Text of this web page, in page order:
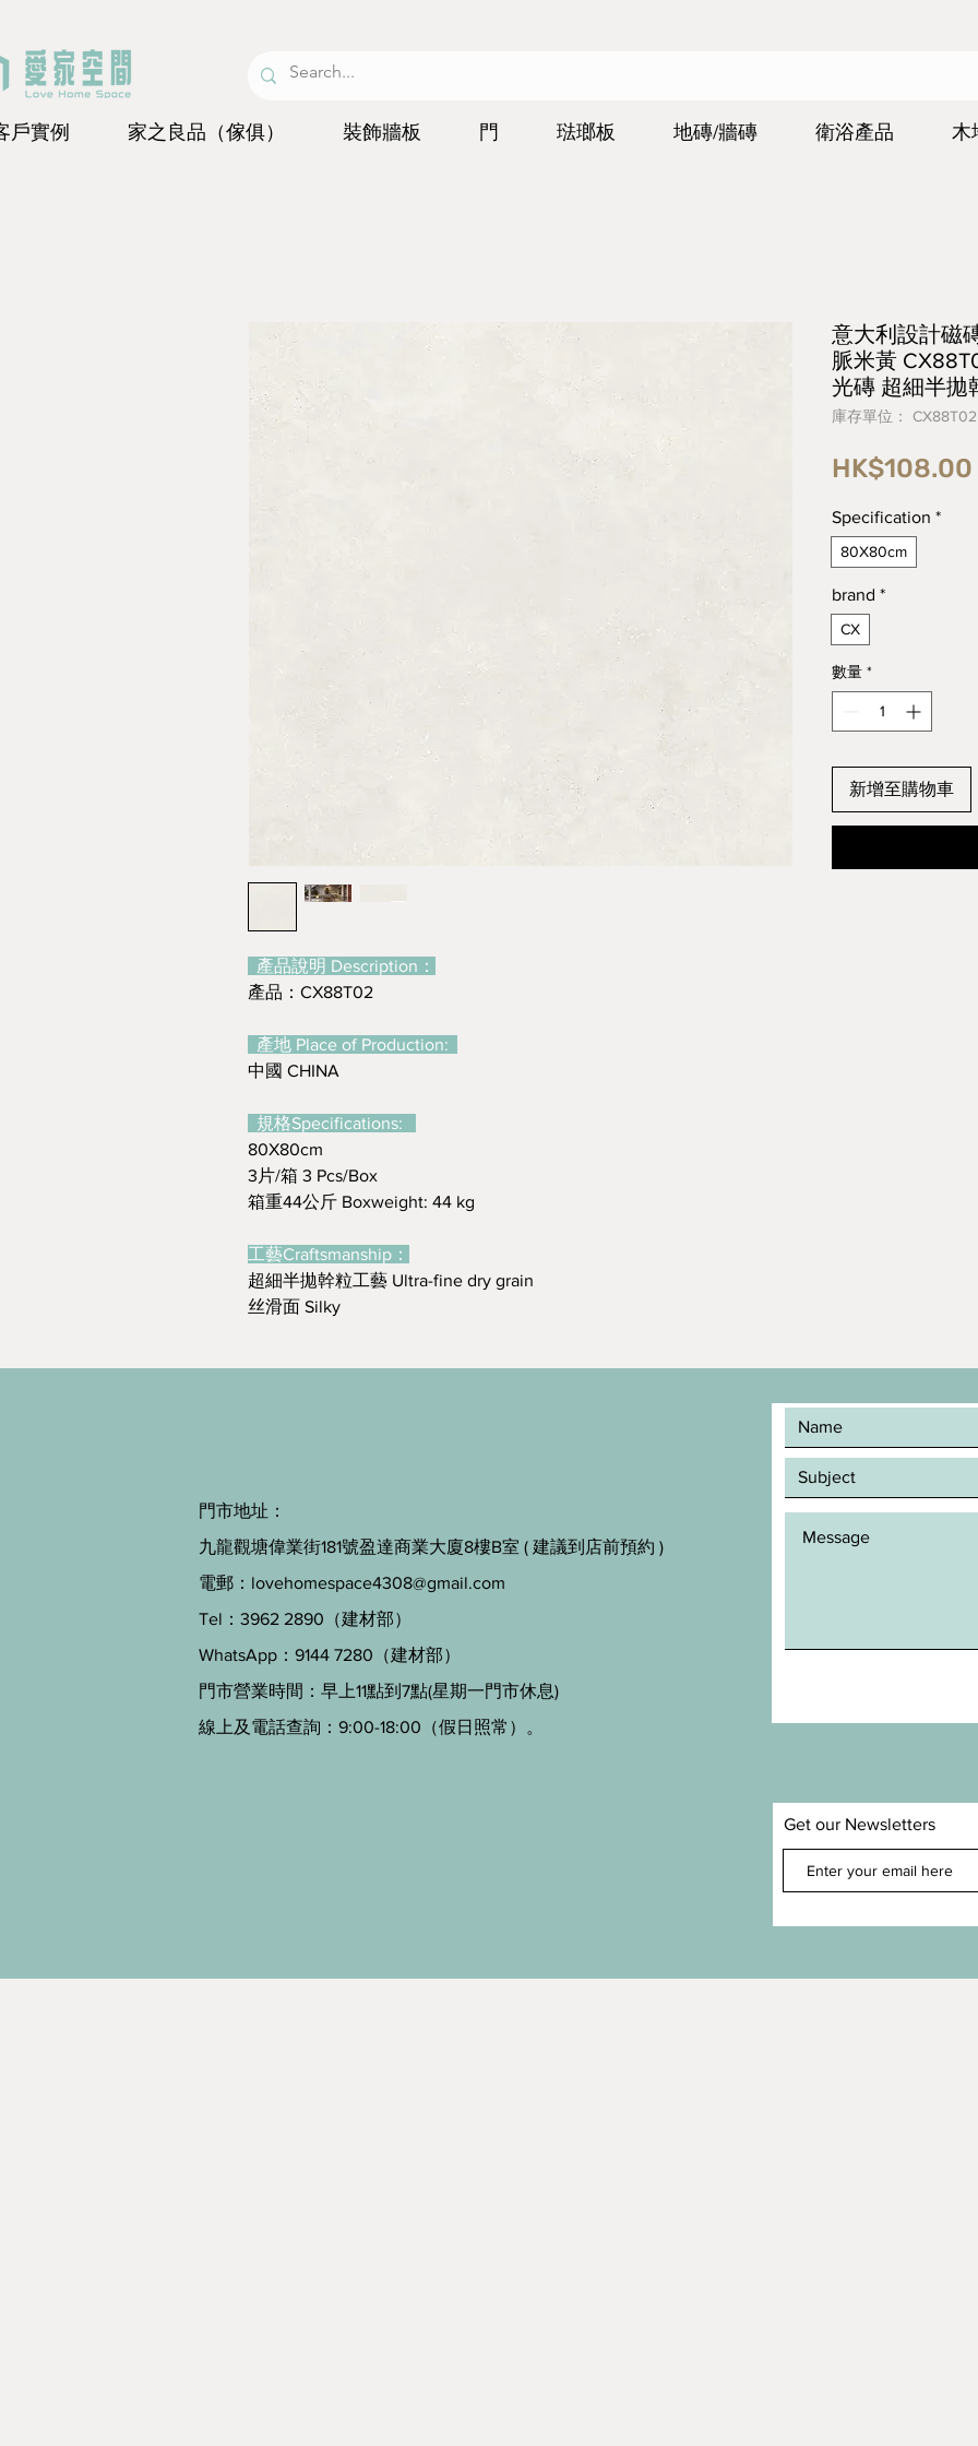
戶實例 家之良品（傢俱） 裝飾牆板 門 琺瑯板 地磚/牆磚 衛浴產品 木
產品說明 Description：
產品：CX88T02
產地 Place of Production:
中國 CHINA
規格Specifications:
80X80cm
3片/箱 3 Pcs/Box
箱重44公斤 Boxweight: 44 kg
工藝Craftsmanship：
超細半拋幹粒工藝 Ultra-fine dry grain
丝滑面 Silky
意大利設計磁
脈米黃
光磚 超細半拋
庫存單位： CX88T02
HK$108.00
Specification *
80X80cm
brand *
CX
數量 *
新增至購物車
門市地址：
九龍觀塘偉業街181號盈達商業大廈8樓B室 ( 建議到店前預約 )
電郵： lovehomespace4308@gmail.com
Tel：3962 2890（建材部）
WhatsApp：9144 7280（建材部）
門市營業時間：早上11點到7點(星期一門市休息)
線上及電話查詢：9:00-18:00（假日照常）。
Get our Newsletters